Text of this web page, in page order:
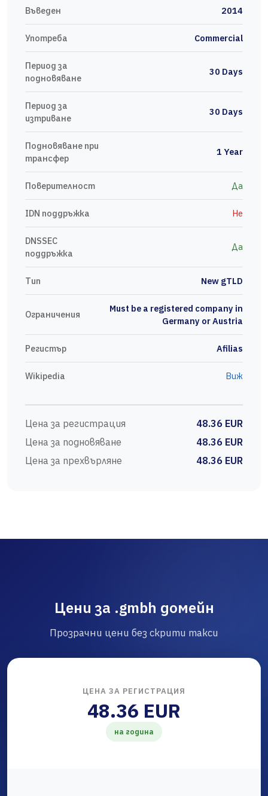
Въведен 2014
Употреба Commercial
Период за
подновяване
30 Days
Период за
изтриване
30 Days
Подновяване при
трансфер
1 Year
Поверителност Да
IDN поддръжка Не
DNSSEC
поддръжка
Да
Тип New gTLD
Ограничения
Must be a registered company in
Germany or Austria
Регистър Afilias
Wikipedia Виж
Цена за регистрация
48.36 EUR
Цена за подновяване
48.36 EUR
Цена за прехвърляне
48.36 EUR
Цени за .gmbh домейн
Прозрачни цени без скрити такси
ЦЕНА ЗА РЕГИСТРАЦИЯ
48.36 EUR
на година